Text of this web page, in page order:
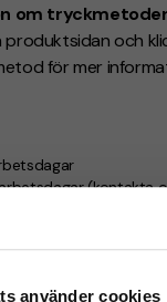
använder cookies
om
produktsidan och
för mer
(kontakta